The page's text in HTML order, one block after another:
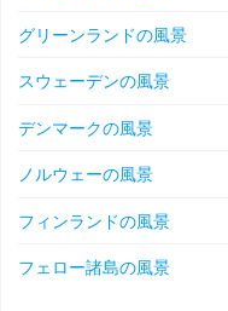
グリーンランドの風景
スウェーデンの風景
デンマークの風景
ノルウェーの風景
フィンランドの風景
フェロー諸島の風景